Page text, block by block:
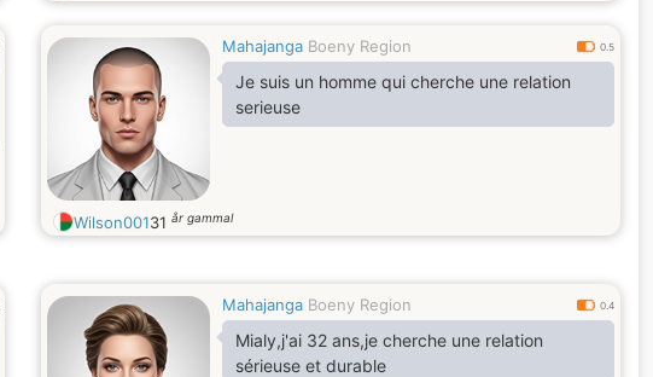
Mahajanga Boeny Region 0.5
Je suis un homme qui cherche une relation
serieuse
Wilson00131 år gammal
Mahajanga Boeny Region 0.4
Mialy,j'ai 32 ans,je cherche une relation
sérieuse et durable